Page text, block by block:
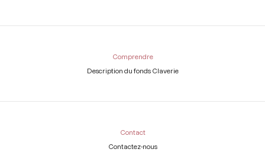
Comprendre
Description du fonds Claverie
Contact
Contactez-nous